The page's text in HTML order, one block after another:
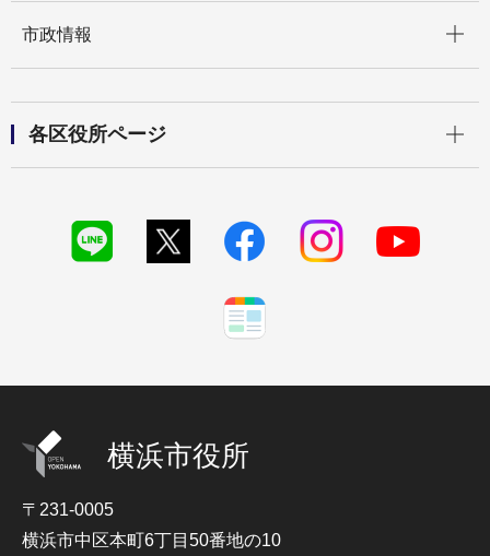
市政情報
各区役所ページ
横浜市役所
〒231-0005
横浜市中区本町6丁目50番地の10